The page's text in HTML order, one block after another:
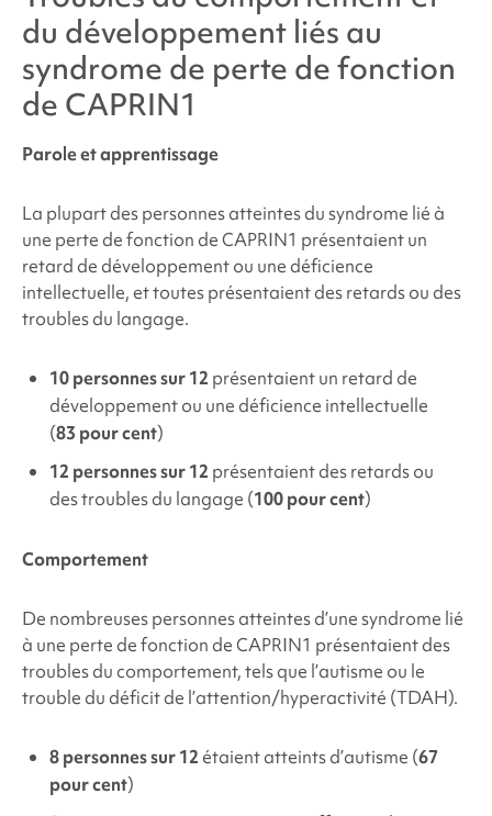
du développement liés au
syndrome de perte de fonction
de CAPRIN1
Parole et apprentissage
La plupart des personnes atteintes dusyndrome lié à
une perte de fonction de CAPRIN1 présentaient un
retard de développement ou une déficience
intellectuelle, et toutes présentaient des retards ou des
troubles du langage.
10 personnes sur 12 présentaient un retard de
développement ou une déficience intellectuelle
(83 pour cent)
12 personnes sur 12 présentaient des retards ou
des troubles du langage (100 pour cent)
Comportement
De nombreuses personnes atteintes d’unesyndrome lié
à une perte de fonction de CAPRIN1 présentaient des
troubles du comportement, tels que l’autisme ou le
trouble du déficit de l’attention/hyperactivité (TDAH).
8 personnes sur 12étaient atteints d’autisme (67
pour cent)